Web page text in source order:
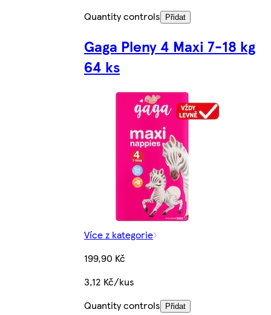
Quantity controls
Přidat
Gaga Pleny 4 Maxi 7-18 kg
64 ks
Více z kategorie
199,90 Kč
3,12 Kč/kus
Quantity controls
Přidat